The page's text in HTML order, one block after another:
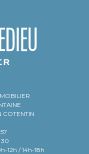
COTENTIN
30
12h / 14h-18h